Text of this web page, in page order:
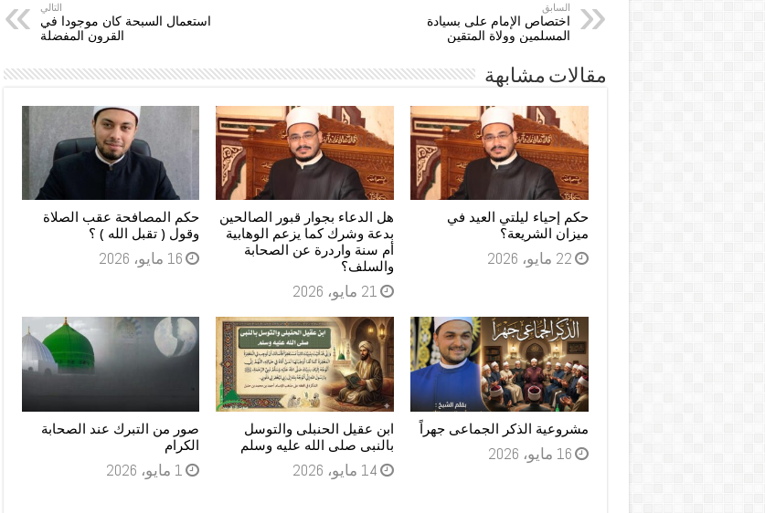
السابق
اختصاص الإمام على بسيادة
المسلمين وولاة المتقين
التالي
استعمال السبحة كان موجودا في
القرون المفضلة
مقالات مشابهة
حكم إحياء ليلتي العيد في
ميزان الشريعة؟
22 مايو، 2026
هل الدعاء بجوار قبور الصالحين
بدعة وشرك كما يزعم الوهابية
أم سنة واردرة عن الصحابة
والسلف؟
21 مايو، 2026
حكم المصافحة عقب الصلاة
وقول ( تقبل الله ) ؟
16 مايو، 2026
مشروعية الذكر الجماعى جهراً
16 مايو، 2026
ابن عقيل الحنبلى والتوسل
بالنبى صلى الله عليه وسلم
14 مايو، 2026
صور من التبرك عند الصحابة
الكرام
1 مايو، 2026